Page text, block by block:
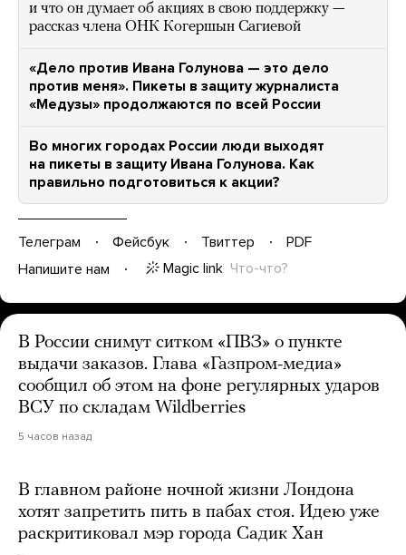
и что он думает об акциях в свою поддержку —
рассказ члена ОНК Когершын Сагиевой
«Дело против Ивана Голунова — это дело
против меня». Пикеты в защиту журналиста
«Медузы» продолжаются по всей России
Во многих городах России люди выходят
на пикеты в защиту Ивана Голунова. Как
правильно подготовиться к акции?
Телеграм Фейсбук Твиттер
PDF
Напишите нам
Magic link Что-что?
В России снимут ситком «ПВЗ» о пункте
выдачи заказов. Глава «Газпром-медиа»
сообщил об этом на фоне регулярных ударов
ВСУ по складам Wildberries
5 часов назад
В главном районе ночной жизни Лондона
хотят запретить пить в пабах стоя. Идею уже
раскритиковал мэр города Садик Хан